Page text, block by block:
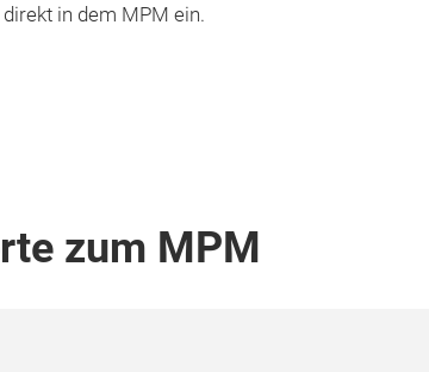
in dem MPM ein.
zum MPM